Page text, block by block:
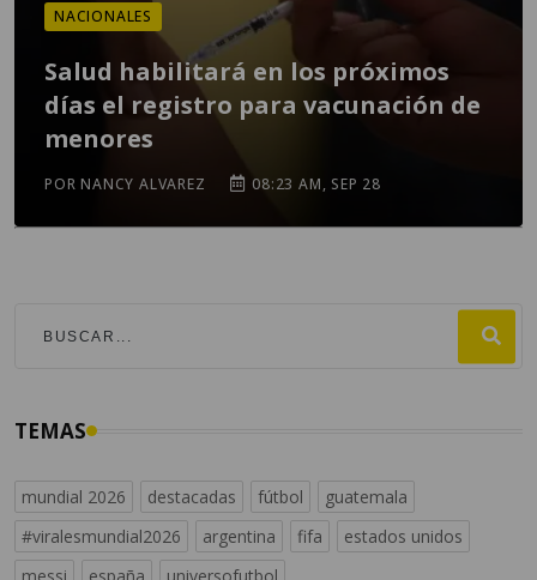
NACIONALES
Salud habilitará en los próximos
días el registro para vacunación de
menores
POR NANCY ALVAREZ 08:23 AM, SEP 28
TEMAS
mundial 2026 destacadas fútbol
guatemala
#viralesmundial2026
argentina fifa
estados unidos